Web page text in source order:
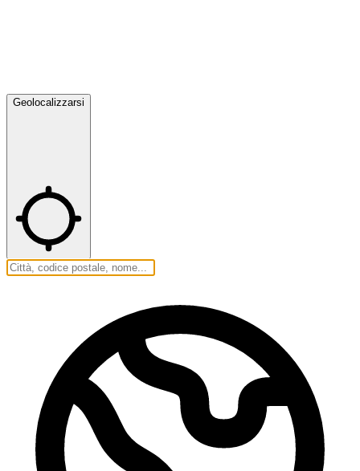
Geolocalizzarsi